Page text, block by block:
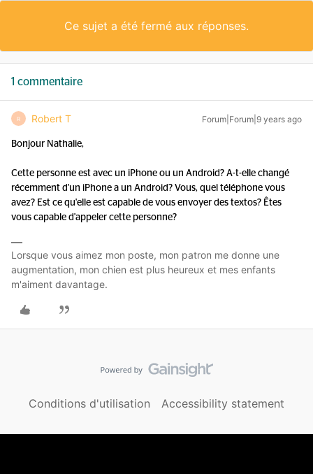
Ce sujet a été fermé aux réponses.
1 commentaire
R Robert T Forum|Forum|9 years ago
Bonjour Nathalie,
Cette personne est avec un iPhone ou un Android? A-t-elle changé
récemment d'un iPhone a un Android? Vous, quel téléphone vous
avez? Est ce qu'elle est capable de vous envoyer des textos? Êtes
vous capable d'appeler cette personne?
Lorsque vous aimez mon poste, mon patron me donne une
augmentation, mon chien est plus heureux et mes enfants
m'aiment davantage.
Conditions d'utilisation Accessibility statement